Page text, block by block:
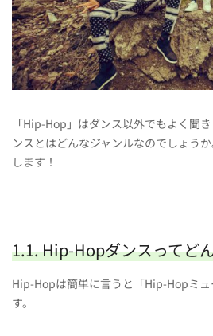
「Hip-Hop」はダンス以外でもよく聞
ンスとはどんなジャンルなのでしょう
します！
1.1. Hip-Hopダンスってど
Hip-Hopは簡単に言うと「Hip-Hopミ
す。